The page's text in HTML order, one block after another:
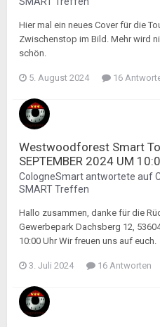
Hier mal ein neues Cover für die
Zwischenstop im Bild. Mehr wird
schön.
5. August 2024 16
Westwoodforest Smart
SEPTEMBER 2024 UM
CologneSmartantwortete auf
SMART Treffen
Hallo zusammen, danke für die
Gewerbepark Dachsberg 12,
10:00 Uhr Wir freuen uns auf euch.
3. Juli 2024 16 Antworten